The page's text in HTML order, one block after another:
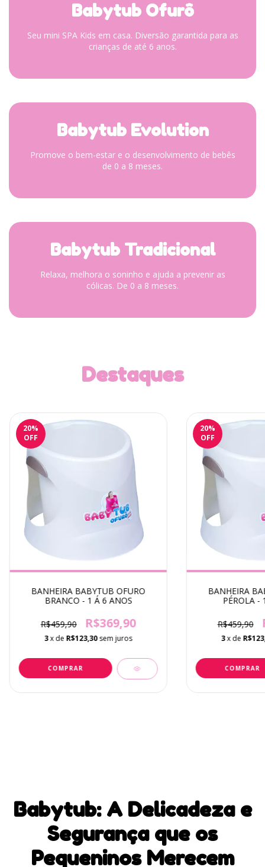
Babytub Ofurô
Seu mini SPA Kids em casa. Diversão garantida para as
crianças de até 6 anos.
Babytub Evolution
Promove o bem-estar e o desenvolvimento de bebês
de 0 a 8 meses.
Babytub Tradicional
Relaxa, melhora o soninho e ajuda a prevenir as
cólicas. De 0 a 8 meses.
Destaques
20%
OFF
BANHEIRA BABYTUB OFURO
BRANCO - 1 Á 6 ANOS
R$459,90 R$369,90
3x de R$123,30sem juros
20%
OFF
BANHEIRA
PÉROLA -
R$459,90
3x de
Babytub: A Delicadeza e
Segurança que os
Pequeninos Merecem